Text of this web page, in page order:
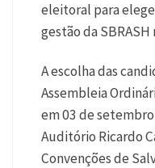
eleitoral para
gestão da
A escolha das
Assembleia
em 03 de
Auditório Ricardo
Convenções de